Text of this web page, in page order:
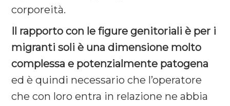
corporeità.
Il rapporto con le figure genitoriali è per i
migranti soli è una dimensione molto
complessa e potenzialmente patogena
ed è quindi necessario che l’operatore
che con loro entra in relazione ne abbia